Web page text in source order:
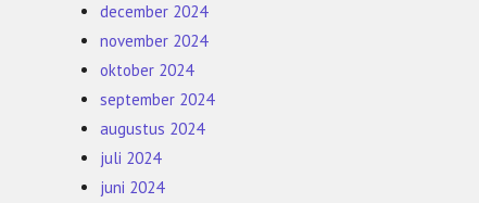
december 2024
november 2024
oktober 2024
september 2024
augustus 2024
juli 2024
juni 2024